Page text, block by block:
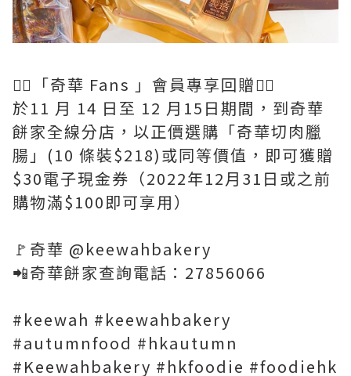
👇🏻「奇華 Fans 」會員專享回贈👇🏻
於11 月 14 日至 12 月15日期間，到奇華
餅家全線分店，以正價選購「奇華切肉臘
腸」(10 條裝$218)或同等價值，即可獲贈
$30電子現金券（2022年12月31日或之前
購物滿$100即可享用）
🚩奇華 @keewahbakery
📲奇華餅家查詢電話：27856066
#keewah #keewahbakery
#autumnfood #hkautumn
#Keewahbakery #hkfoodie #foodiehk